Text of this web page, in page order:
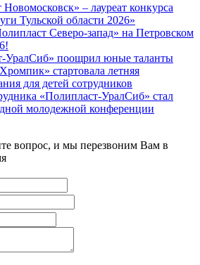
– лауреат конкурса
Тульской области 2026»
Северо-запад» на Петровском
УралСиб» поощрил юные таланты
стартовала летняя
для детей сотрудников
«Полипласт-УралСиб» стал
молодежной конференции
вопрос, и мы перезвоним Вам в